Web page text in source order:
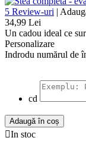
5 Review-uri |
34,99 Lei
Un cadou ideal ce
Personalizare
Indrodu numărul de
cd
Adaugă în coș
In stoc